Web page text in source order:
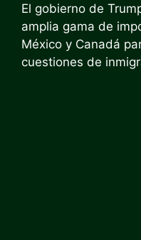
El gobierno de
amplia gama de
México y Canadá
cuestiones de